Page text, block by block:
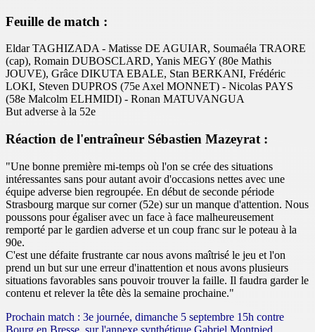
Feuille de match :
Eldar TAGHIZADA - Matisse DE AGUIAR, Soumaéla TRAORE
(cap), Romain DUBOSCLARD, Yanis MEGY (80e Mathis
JOUVE), Grâce DIKUTA EBALE, Stan BERKANI, Frédéric
LOKI, Steven DUPROS (75e Axel MONNET) - Nicolas PAYS
(58e Malcolm ELHMIDI) - Ronan MATUVANGUA
But adverse à la 52e
Réaction de l'entraîneur Sébastien Mazeyrat :
"Une bonne première mi-temps où l'on se crée des situations
intéressantes sans pour autant avoir d'occasions nettes avec une
équipe adverse bien regroupée. En début de seconde période
Strasbourg marque sur corner (52e) sur un manque d'attention. Nous
poussons pour égaliser avec un face à face malheureusement
remporté par le gardien adverse et un coup franc sur le poteau à la
90e.
C'est une défaite frustrante car nous avons maîtrisé le jeu et l'on
prend un but sur une erreur d'inattention et nous avons plusieurs
situations favorables sans pouvoir trouver la faille. Il faudra garder le
contenu et relever la tête dès la semaine prochaine."
Prochain match : 3e journée, dimanche 5 septembre 15h contre
Bourg en Bresse, sur l'annexe synthétique Gabriel Montpied.